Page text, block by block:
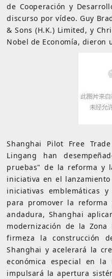
de Cooperación y
discurso por vídeo. Guy
& Sons (H.K.) Limited, y
Nobel de Economía, dieron
Shanghai Pilot Free
Lingang han
pruebas" de la reforma y
iniciativa en el
iniciativas emblemáticas
para promover la
andadura, Shanghai
modernización de la Zona
firmeza la construcción
Shanghai y acelerará la
económica especial en la
impulsará la apertura